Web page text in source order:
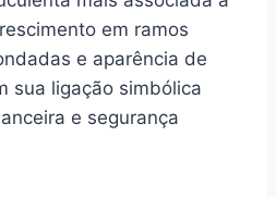
em ramos
e aparência de
sua ligação simbólica
e segurança